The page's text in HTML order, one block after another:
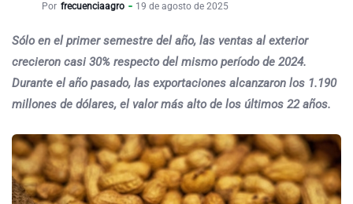
Por frecuenciaagro 19 de agosto de 2025
Sólo en el primer semestre del año, las ventas al exterior
crecieron casi 30% respecto del mismo período de 2024.
Durante el año pasado, las exportaciones alcanzaron los 1.190
millones de dólares, el valor más alto de los últimos 22 años.